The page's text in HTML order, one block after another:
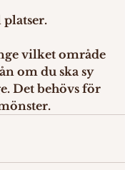
platser.
vilket område
om du ska sy
Det behövs för